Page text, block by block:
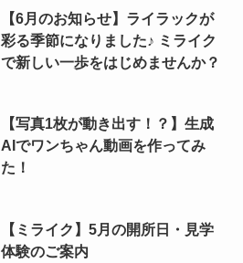
【6月のお知らせ】ライラックが
彩る季節になりました♪ ミライク
で新しい一歩をはじめませんか？
【写真1枚が動き出す！？】生成
AIでワンちゃん動画を作ってみ
た！
【ミライク】5月の開所日・見学
体験のご案内